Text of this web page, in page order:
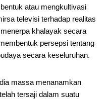
atau mengkultivasi
televisi terhadap realitas
khalayak secara
persepsi tentang
secara keseluruhan.
massa menanamkan
tersaji dalam suatu